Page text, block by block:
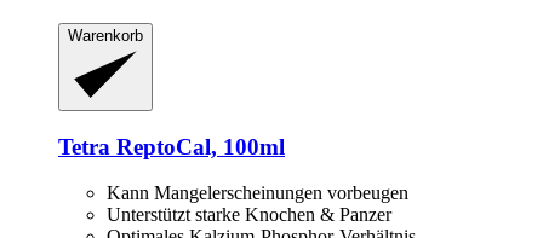
Warenkorb
Tetra ReptoCal, 100ml
Kann Mangelerscheinungen vorbeugen
Unterstützt starke Knochen & Panzer